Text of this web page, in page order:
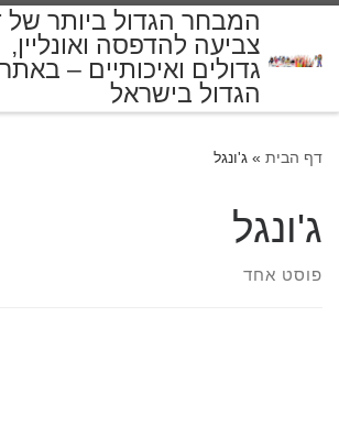
המבחר הגדול ביותר של
צביעה להדפסה ואונליין,
גדולים ואיכותיים – באתר
הגדול בישראל
דף הבית » ג'ונגל
ג'ונגל
פוסט אחד